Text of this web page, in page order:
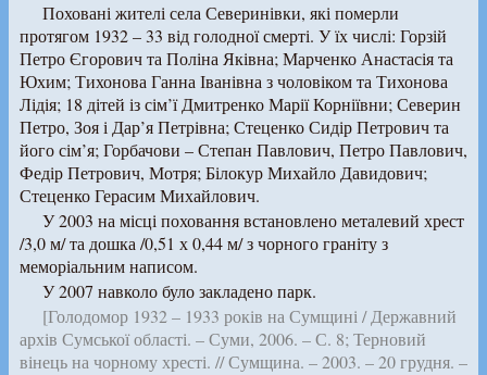
Поховані жителі села Северинівки, які померли
протягом 1932 – 33 від голодної смерті. У їх числі: Горзій
Петро Єгорович та Поліна Яківна; Марченко Анастасія та
Юхим; Тихонова Ганна Іванівна з чоловіком та Тихонова
Лідія; 18 дітей із сім’ї Дмитренко Марії Корніївни; Северин
Петро, Зоя і Дар’я Петрівна; Стеценко Сидір Петрович та
його сім’я; Горбачови – Степан Павлович, Петро Павлович,
Федір Петрович, Мотря; Білокур Михайло Давидович;
Стеценко Герасим Михайлович.
У 2003 на місці поховання встановлено металевий хрест
/3,0 м/ та дошка /0,51 х 0,44 м/ з чорного граніту з
меморіальним написом.
У 2007 навколо було закладено парк.
[Голодомор 1932 – 1933 років на Сумщині / Державний
архів Сумської області. – Суми, 2006. – С. 8; Терновий
вінець на чорному хресті. // Сумщина. – 2003. – 20 грудня. –